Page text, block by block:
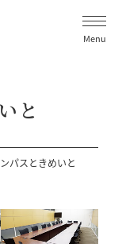
Menu
と
パスときめいと